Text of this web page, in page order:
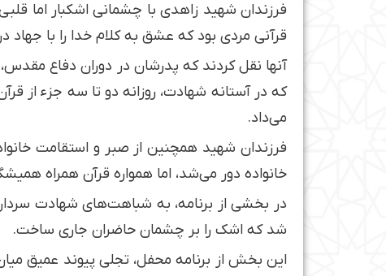
فرزندان شهید زاهدی با چشمانی اشکبار اما
قرآنی مردی بود که عشق به کلام خدا را با جهاد
آنها نقل کردند که پدرشان در دوران دفاع
که در آستانه شهادت، روزانه دو تا سه جزء از
می‌داد.
خانواده دور می‌شد، اما همواره قرآن همراه
در بخشی از برنامه، به شباهت‌های شهادت
شد که اشک را بر چشمان حاضران جاری ساخت.
این بخش از برنامه محفل، تجلی پیوند عمیق